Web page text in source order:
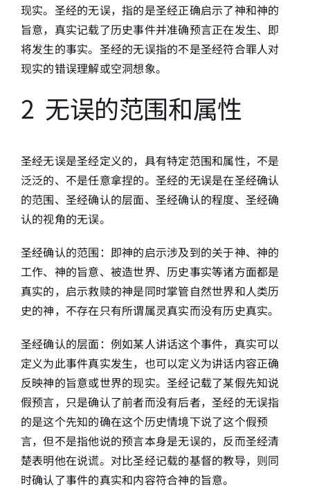
现实。圣经的无误，指的是圣经正确启示了神和神的
旨意，真实记载了历史事件并准确预言正在发生、即
将发生的事实。圣经的无误指的不是圣经符合罪人对
现实的错误理解或空洞想象。
2 无误的范围和属性
圣经无误是圣经定义的，具有特定范围和属性，不是
泛泛的、不是任意拿捏的。圣经的无误是在圣经确认
的范围、圣经确认的层面、圣经确认的程度、圣经确
认的视角的无误。
圣经确认的范围：即神的启示涉及到的关于神、神的
工作、神的旨意、被造世界、历史事实等诸方面都是
真实的，启示救赎的神是同时掌管自然世界和人类历
史的神，不存在只有所谓属灵真实而没有历史真实。
圣经确认的层面：例如某人讲话这个事件，真实可以
定义为此事件真实发生，也可以定义为讲话内容正确
反映神的旨意或世界的现实。圣经记载了某假先知说
假预言，只是确认了前者而没有后者，圣经的无误指
的是这个先知的确在这个历史情境下说了这个假预
言，但不是指他说的预言本身是无误的，反而圣经清
楚表明他在说谎。对比圣经记载的基督的教导，则同
时确认了事件的真实和内容符合神的旨意。